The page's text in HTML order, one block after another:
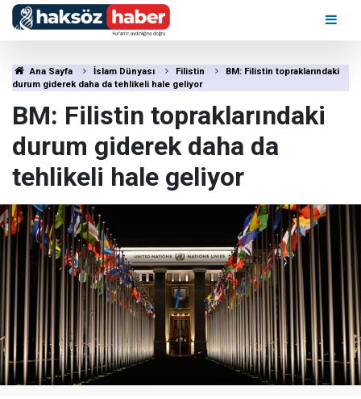
Ana Sayfa İslam Dünyası Filistin
BM: Filistin topraklarındaki
durum giderek daha da tehlikeli hale geliyor
BM: Filistin topraklarındaki
durum giderek daha da
tehlikeli hale geliyor